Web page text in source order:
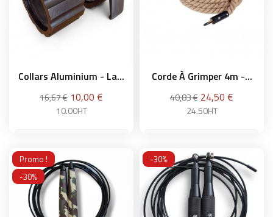
Collars Aluminium - La...
16,67 € Prix
10,00 €
10.00HT
Ajouter au panier
Corde À Grimper 4m -...
40,83 € Prix
24,50 €
24.50HT
Ajouter au panier
Promo !
-30%
-30%